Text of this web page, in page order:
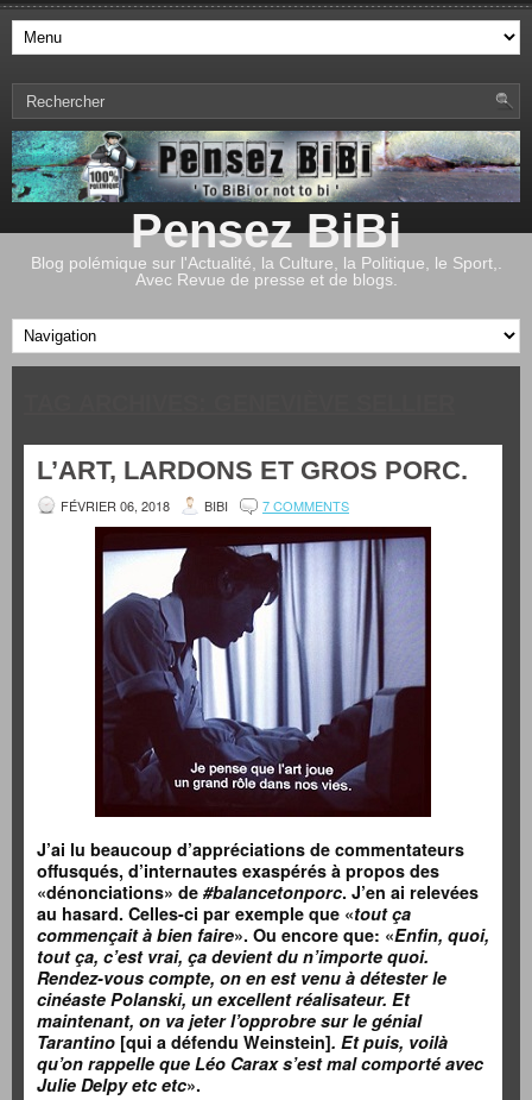
Pensez BiBi
Blog polémique sur l'Actualité, la Culture, la Politique, le Sport,.
Avec Revue de presse et de blogs.
L’ART, LARDONS ET GROS PORC.
FÉVRIER 06, 2018 BIBI 7 COMMENTS
J’ai lu beaucoup d’appréciations de commentateurs
offusqués, d’internautes exaspérés à propos des
«dénonciations» de #balancetonporc. J’en ai relevées
au hasard. Celles-ci par exemple que «tout ça
commençait à bien faire». Ou encore que: «Enfin, quoi,
tout ça, c’est vrai, ça devient du n’importe quoi.
Rendez-vous compte, on en est venu à détester le
cinéaste Polanski, un excellent réalisateur. Et
maintenant, on va jeter l’opprobre sur le génial
Tarantino [qui a défendu Weinstein]. Et puis, voilà
qu’on rappelle que Léo Carax s’est mal comporté avec
Julie Delpy etc etc».